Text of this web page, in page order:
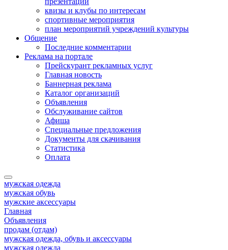
квизы и клубы по интересам
спортивные мероприятия
план мероприятий учреждений культуры
Общение
Последние комментарии
Реклама на портале
Прейскурант рекламных услуг
Главная новость
Баннерная реклама
Каталог организаций
Объявления
Обслуживание сайтов
Афиша
Специальные предложения
Документы для скачивания
Статистика
Оплата
мужская одежда
мужская обувь
мужские аксессуары
Главная
Объявления
продам (отдам)
мужская одежда, обувь и аксессуары
мужская одежда